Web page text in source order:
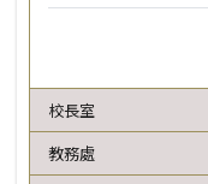
校長室
教務處